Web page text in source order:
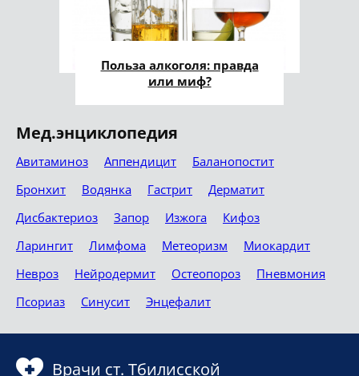
Польза алкоголя: правда
или миф?
Мед.энциклопедия
Авитаминоз Аппендицит
Баланопостит
Бронхит
Водянка Гастрит
Дерматит
Дисбактериоз
Запор Изжога
Кифоз
Ларингит
Лимфома Метеоризм
Миокардит
Невроз
Нейродермит Остеопороз
Пневмония
Псориаз
Синусит Энцефалит
Врачи ст. Тбилисской